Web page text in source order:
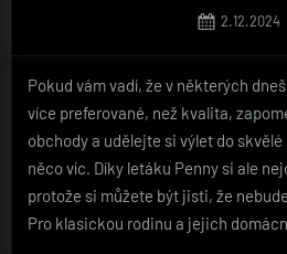
Posted
2.12.2024
Pokud vám vadí, že v některých
více preferované, než kvalita,
obchody a udělejte si výlet do
něco víc. Díky letáku Penny si ale
protože si můžete být jisti, že
Pro klasickou rodinu a jejich